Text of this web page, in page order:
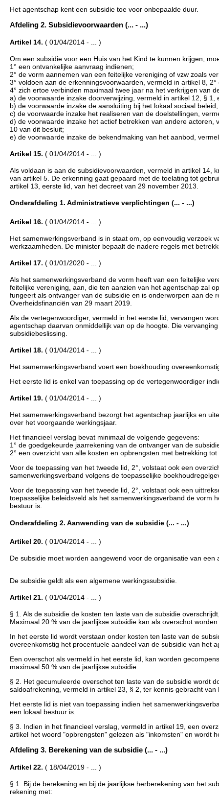
Het agentschap kent een subsidie toe voor onbepaalde duur.
Afdeling 2. Subsidievoorwaarden (... - ...)
Artikel 14. ( 01/04/2014 - ... )
Om een subsidie voor een Huis van het Kind te kunnen krijgen,
1° een ontvankelijke aanvraag indienen;
2° de vorm aannemen van een feitelijke vereniging of vzw zoals
3° voldoen aan de erkenningsvoorwaarden, vermeld in artikel 8, 2°
4° zich ertoe verbinden maximaal twee jaar na het verkrijgen van
a) de voorwaarde inzake doorverwijzing, vermeld in artikel 12, §
b) de voorwaarde inzake de aansluiting bij het lokaal sociaal
c) de voorwaarde inzake het realiseren van de doelstellingen,
d) de voorwaarde inzake het actief betrekken van andere
10 van dit besluit;
e) de voorwaarde inzake de bekendmaking van het aanbod,
Artikel 15. ( 01/04/2014 - ... )
Als voldaan is aan de subsidievoorwaarden, vermeld in artikel 14,
van artikel 5. De erkenning gaat gepaard met de toelating tot
artikel 13, eerste lid, van het decreet van 29 november 2013.
Onderafdeling 1. Administratieve verplichtingen (... - ...)
Artikel 16. ( 01/04/2014 - ... )
Het samenwerkingsverband is in staat om, op eenvoudig verzoek
werkzaamheden. De minister bepaalt de nadere regels met
Artikel 17. ( 01/01/2020 - ... )
Als het samenwerkingsverband de vorm heeft van een feitelijke
feitelijke vereniging, aan, die ten aanzien van het agentschap zal
fungeert als ontvanger van de subsidie en is onderworpen aan de
Overheidsfinanciën van 29 maart 2019.
Als de vertegenwoordiger, vermeld in het eerste lid, vervangen
agentschap daarvan onmiddellijk van op de hoogte. Die
subsidiebeslissing.
Artikel 18. ( 01/04/2014 - ... )
Het samenwerkingsverband voert een boekhouding
Het eerste lid is enkel van toepassing op de vertegenwoordiger
Artikel 19. ( 01/04/2014 - ... )
Het samenwerkingsverband bezorgt het agentschap jaarlijks en
over het voorgaande werkingsjaar.
Het financieel verslag bevat minimaal de volgende gegevens:
1° de goedgekeurde jaarrekening van de ontvanger van de
2° een overzicht van alle kosten en opbrengsten met betrekking
Voor de toepassing van het tweede lid, 2°, volstaat ook een
samenwerkingsverband volgens de toepasselijke
Voor de toepassing van het tweede lid, 2°, volstaat ook een
toepasselijke beleidsveld als het samenwerkingsverband de vorm
bestuur is.
Onderafdeling 2. Aanwending van de subsidie (... - ...)
Artikel 20. ( 01/04/2014 - ... )
De subsidie moet worden aangewend voor de organisatie van
De subsidie geldt als een algemene werkingssubsidie.
Artikel 21. ( 01/04/2014 - ... )
§ 1. Als de subsidie de kosten ten laste van de subsidie
Maximaal 20 % van de jaarlijkse subsidie kan als overschot
In het eerste lid wordt verstaan onder kosten ten laste van de
overeenkomstig het procentuele aandeel van de subsidie van het
Een overschot als vermeld in het eerste lid, kan worden
maximaal 50 % van de jaarlijkse subsidie.
§ 2. Het gecumuleerde overschot ten laste van de subsidie wordt
saldoafrekening, vermeld in artikel 23, § 2, ter kennis gebracht
Het eerste lid is niet van toepassing indien het
een lokaal bestuur is.
§ 3. Indien in het financieel verslag, vermeld in artikel 19, een
artikel het woord "opbrengsten" gelezen als "inkomsten" en wordt
Afdeling 3. Berekening van de subsidie (... - ...)
Artikel 22. ( 18/04/2019 - ... )
§ 1. Bij de berekening en bij de jaarlijkse herberekening van het
rekening met: